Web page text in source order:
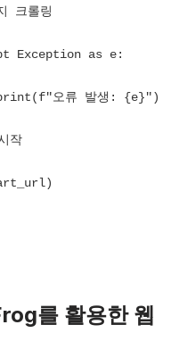
크롤링
as e:
오류 발생: {e}")
작
를 활용한 웹